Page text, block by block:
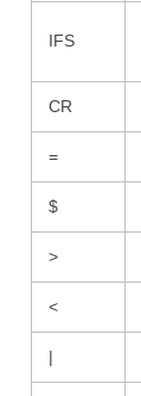
IFS
CR
=
$
>
<
|